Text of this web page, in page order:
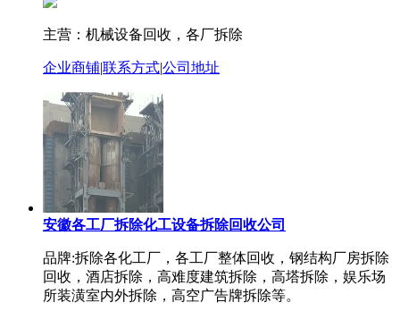
主营：机械设备回收，各厂拆除
企业商铺|联系方式|公司地址
安徽各工厂拆除化工设备拆除回收公司
品牌:拆除各化工厂，各工厂整体回收，钢结构厂房拆除
回收，酒店拆除，高难度建筑拆除，高塔拆除，娱乐场
所装潢室内外拆除，高空广告牌拆除等。